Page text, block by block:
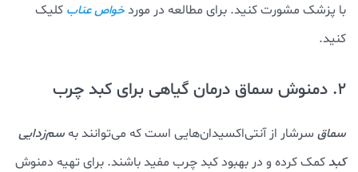
با پزشک مشورت کنید. برای مطالعه در موردخواص عناب کلیک
کنید.
2. دمنوش سماق درمان گیاهی برای کبد چرب
سماق سرشار از آنتی‌اکسیدان‌هایی است که می‌توانند بهسم‌زدایی
کبدکمک کرده و در بهبود کبد چرب مفید باشند. برای تهیه دمنوش